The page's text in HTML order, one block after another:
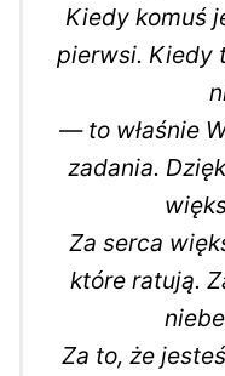
Kiedy komuś
pierwsi. Kiedy
— to właśnie
zadania.
Za serca
które ratują.
Za to, że